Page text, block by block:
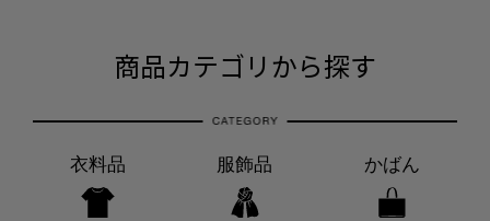
商品カテゴリから探す
衣料品 服飾品 かばん